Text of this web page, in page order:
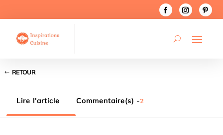
RETOUR
Lire l'article Commentaire(s) -2